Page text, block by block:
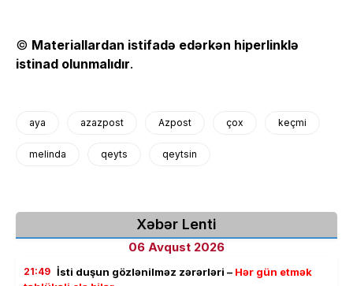
© Materiallardan istifadə edərkən hiperlinklə
istinad olunmalıdır.
aya azazpost Azpost çox keçmi
melinda qeyts qeytsin
Xəbər Lenti
06 Avqust 2026
21:49 İsti duşun gözlənilməz zərərləri – Hər gün etmək